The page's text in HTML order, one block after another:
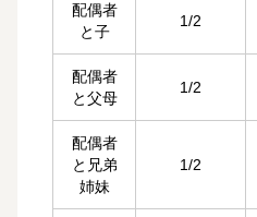
配偶者
と子
1/2
配偶者
と父母
1/2
配偶者
と兄弟
姉妹
1/2